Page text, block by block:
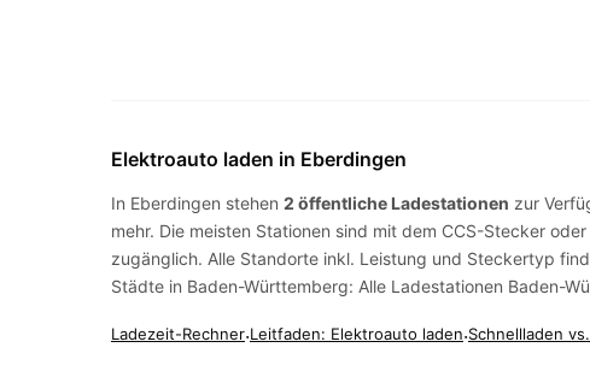
Elektroauto laden in Eberdingen
In Eberdingen stehen 2 öffentliche Ladestationen zur
mehr. Die meisten Stationen sind mit dem CCS-Stecker oder
zugänglich. Alle Standorte inkl. Leistung und Steckertyp
Städte in Baden-Württemberg: Alle Ladestationen Baden-
Ladezeit-Rechner·Leitfaden: Elektroauto laden·Schnellladen